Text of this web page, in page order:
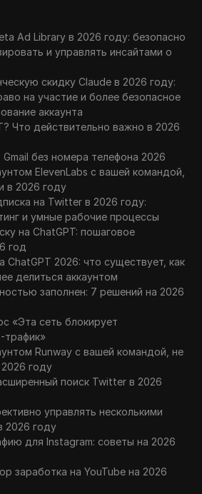
Ad Library в 2026 году: безопасно
и управлять инсайтами о
скидку Claude в 2026 году:
на участие и более безопасное
аккаунта
Что действительно важно в 2026
Gmail без номера телефона 2026
ElevenLabs с вашей командой,
в 2026 году
на Twitter в 2026 году:
и умные рабочие процессы
на ChatGPT: пошаговое
год
ChatGPT 2026: что существует, как
делиться аккаунтом
заполнен: 7 решений на 2026
«Эта сеть блокирует
трафик»
Runway с вашей командой, не
году
поиск Twitter в 2026
управлять несколькими
2026 году
для Instagram: советы на 2026
заработка на YouTube на 2026